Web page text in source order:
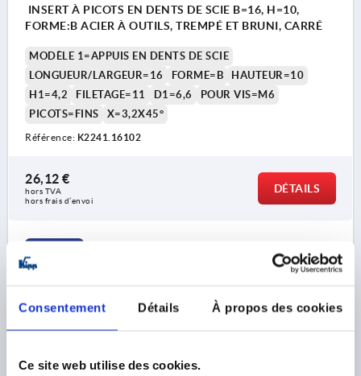
Consentement Détails À propos des cookies
Ce site web utilise des cookies.
INSERT À PICOTS EN DENTS DE SCIE B=16, H=10,
FORME:B ACIER À OUTILS, TREMPÉ ET BRUNI, CARRÉ
MODÈLE 1=APPUIS EN DENTS DE SCIE
LONGUEUR/LARGEUR=16
FORME=B
HAUTEUR=10
H1=4,2
FILETAGE=11 D1=6,6
POUR VIS=M6
PICOTS=FINS
X=3,2X45°
Référence: K2241.16102
26,12 €
hors TVA
hors frais d’envoi
DÉTAILS